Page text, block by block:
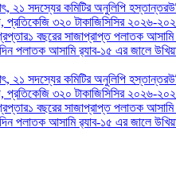
২১ সদস্যের কমিটির অনুলিপি হস্তান্তর
প্রতিকেজি ৩২০ টাকাজিসিসির ২০২৬-
১ বছরের সাজাপ্রাপ্ত পলাতক
পলাতক আসামি র‌্যাব-১৫ এর জালে
২১ সদস্যের কমিটির অনুলিপি হস্তান্তর
প্রতিকেজি ৩২০ টাকাজিসিসির ২০২৬-
১ বছরের সাজাপ্রাপ্ত পলাতক
পলাতক আসামি র‌্যাব-১৫ এর জালে